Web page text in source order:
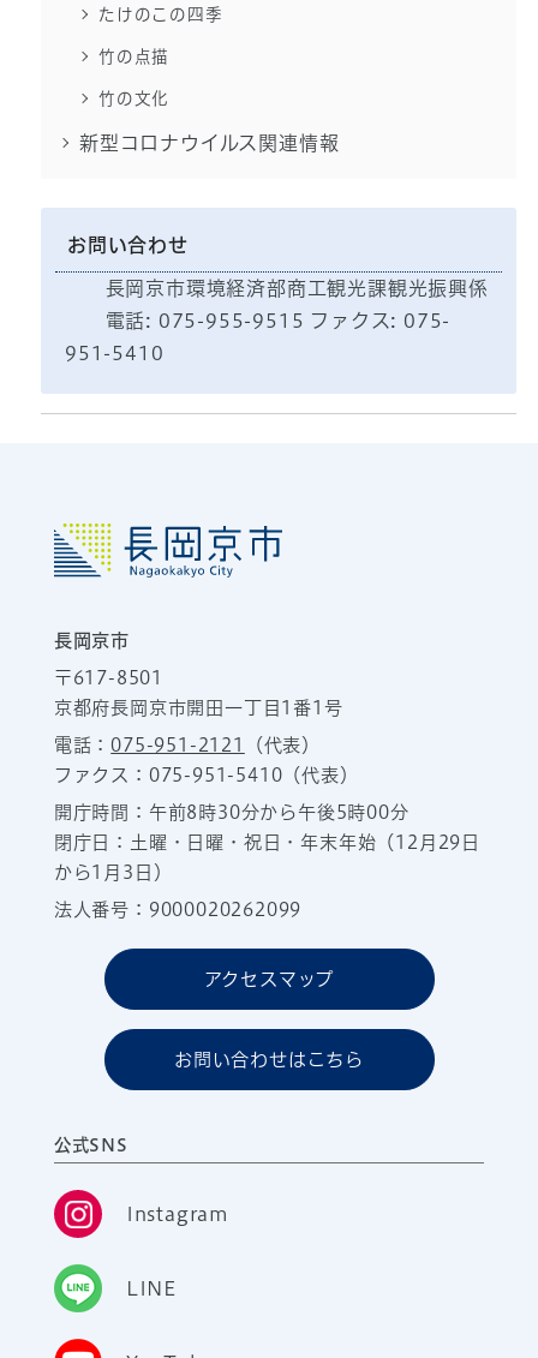
たけのこの四季
竹の点描
竹の文化
新型コロナウイルス関連情報
お問い合わせ
長岡京市環境経済部商工観光課観光振興係
電話: 075-955-9515 ファクス: 075-
951-5410
長岡京市
〒617-8501
京都府長岡京市開田一丁目1番1号
電話：075-951-2121
（代表）
ファクス：075-951-5410（代表）
開庁時間：午前8時30分から午後5時00分
閉庁日：土曜・日曜・祝日・年末年始（12月29日
から1月3日）
法人番号：9000020262099
アクセスマップ
お問い合わせはこちら
公式SNS
Instagram
LINE